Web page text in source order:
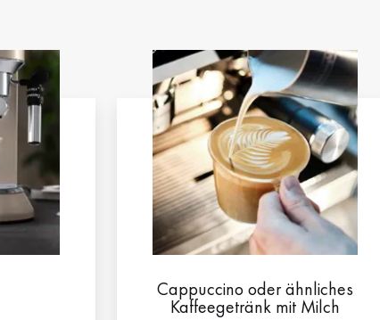
Cappuccino oder ähnliches
Kaffeegetränk mit Milch